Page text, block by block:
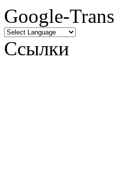
Google-Trans
Ссылки